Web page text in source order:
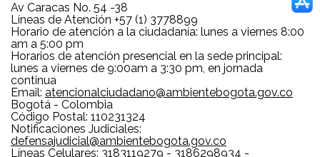
Av Caracas No. 54 -38
Líneas de Atención +57 (1) 3778899
Horario de atención a la ciudadanía: lunes a viernes 8:00
am a 5:00 pm
Horarios de atención presencial en la sede principal:
lunes a viernes de 9:00am a 3:30 pm, en jornada
continua
Email: atencionalciudadano@ambientebogota.gov.co
Bogotá - Colombia
Código Postal: 110231324
Notificaciones Judiciales:
defensajudicial@ambientebogota.gov.co
Líneas Celulares: 3183119279 - 3186298934 -